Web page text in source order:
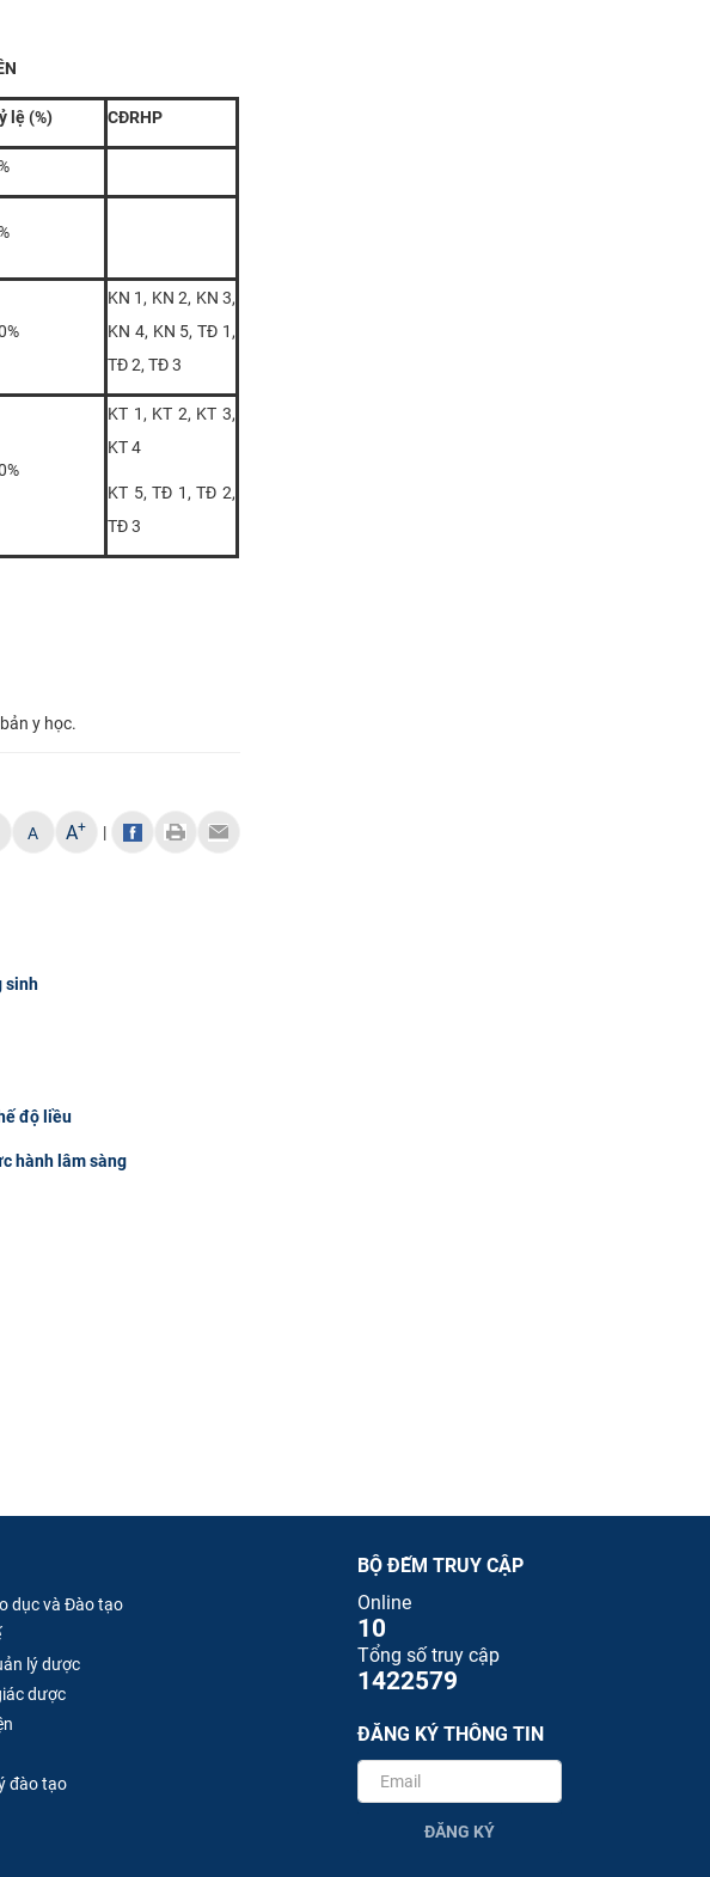
lệ (%) CĐRHP
KN 1, KN 2, KN 3,
KN 4, KN 5, TĐ 1,
TĐ 2, TĐ 3
KT 1, KT 2, KT 3,
KT 4
KT 5, TĐ 1, TĐ 2,
TĐ 3
y học.
A A+ |
sinh
độ liều
hành lâm sàng
dục và Đào tạo
lý dược
dược
đào tạo
BỘ ĐẾM TRUY CẬP
Online
10
Tổng số truy cập
1422579
ĐĂNG KÝ THÔNG TIN
ĐĂNG KÝ